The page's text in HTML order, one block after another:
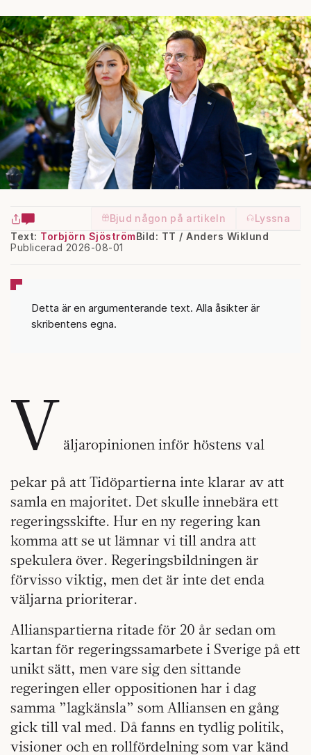
Bjud någon på artikeln
Lyssna
Text: Torbjörn Sjöström
Publicerad 2026-08-01
Bild: TT / Anders Wiklund
Detta är en argumenterande text. Alla åsikter är
skribentens egna.
V äljaropinionen inför höstens val
pekar på att Tidöpartierna inte klarar av att
samla en majoritet. Det skulle innebära ett
regeringsskifte. Hur en ny regering kan
komma att se ut lämnar vi till andra att
spekulera över. Regeringsbildningen är
förvisso viktig, men det är inte det enda
väljarna prioriterar.
Allianspartierna ritade för 20 år sedan om
kartan för regeringssamarbete i Sverige på ett
unikt sätt, men vare sig den sittande
regeringen eller oppositionen har i dag
samma ”lagkänsla” som Alliansen en gång
gick till val med. Då fanns en tydlig politik,
visioner och en rollfördelning som var känd